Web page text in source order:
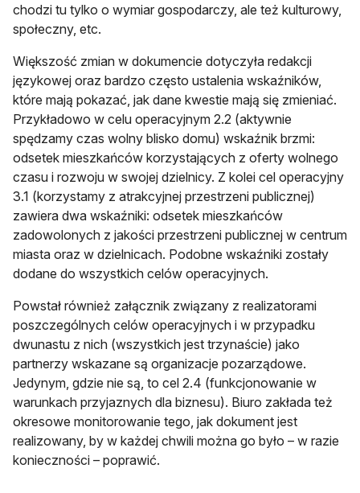
chodzi tu tylko o wymiar gospodarczy, ale też kulturowy,
społeczny, etc.
Większość zmian w dokumencie dotyczyła redakcji
językowej oraz bardzo często ustalenia wskaźników,
które mają pokazać, jak dane kwestie mają się zmieniać.
Przykładowo w celu operacyjnym 2.2 (aktywnie
spędzamy czas wolny blisko domu) wskaźnik brzmi:
odsetek mieszkańców korzystających z oferty wolnego
czasu i rozwoju w swojej dzielnicy. Z kolei cel operacyjny
3.1 (korzystamy z atrakcyjnej przestrzeni publicznej)
zawiera dwa wskaźniki: odsetek mieszkańców
zadowolonych z jakości przestrzeni publicznej w centrum
miasta oraz w dzielnicach. Podobne wskaźniki zostały
dodane do wszystkich celów operacyjnych.
Powstał również załącznik związany z realizatorami
poszczególnych celów operacyjnych i w przypadku
dwunastu z nich (wszystkich jest trzynaście) jako
partnerzy wskazane są organizacje pozarządowe.
Jedynym, gdzie nie są, to cel 2.4 (funkcjonowanie w
warunkach przyjaznych dla biznesu). Biuro zakłada też
okresowe monitorowanie tego, jak dokument jest
realizowany, by w każdej chwili można go było – w razie
konieczności – poprawić.